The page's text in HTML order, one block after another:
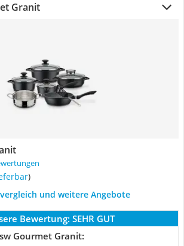
Granit
)
und weitere Angebote
Bewertung: SEHR GUT
Gourmet Granit: